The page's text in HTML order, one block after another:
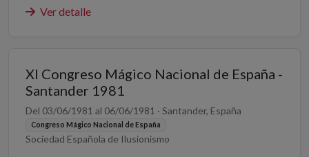
Ver detalle
XI Congreso Mágico Nacional de España -
Santander 1981
Del 03/06/1981 al 06/06/1981 · Santander, España
Congreso Mágico Nacional de España
Sociedad Española de Ilusionismo